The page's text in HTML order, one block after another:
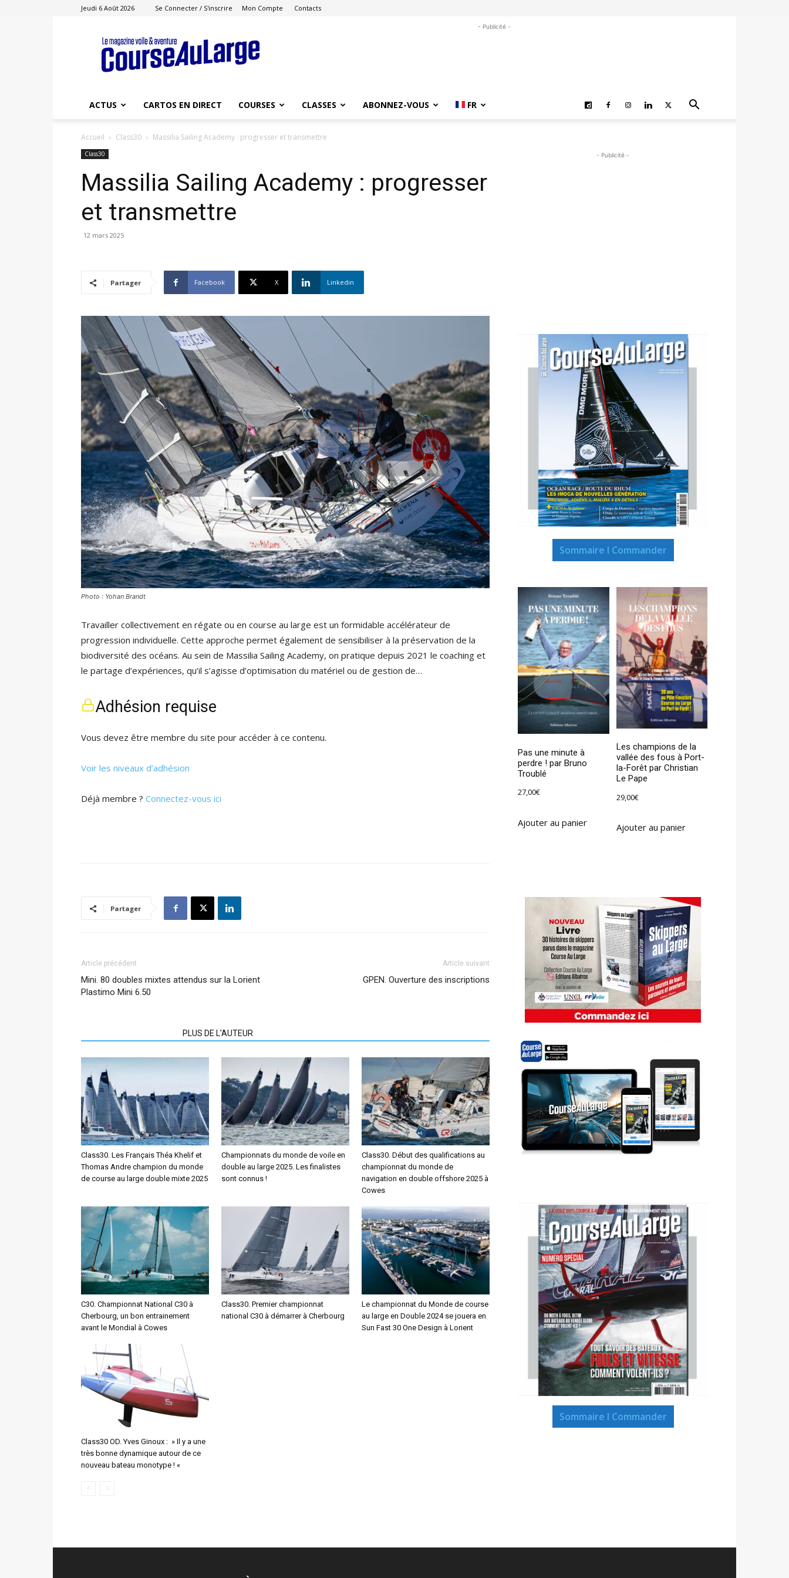
Jeudi 6 Août 2026 Se Connecter / S'inscrire Mon Compte Contacts
Course
au
Large
- Publicité -
ACTUS CARTOS EN DIRECT COURSES CLASSES ABONNEZ-VOUS FR
Accueil Class30 Massilia Sailing Academy : progresser et transmettre
Class30
Massilia Sailing Academy : progresser
et transmettre
12 mars 2025
Partager Facebook X Linkedin
Photo : Yohan Brandt
Travailler collectivement en régate ou en course au large est un formidable accélérateur de
progression individuelle. Cette approche permet également de sensibiliser à la préservation de la
biodiversité des océans. Au sein de Massilia Sailing Academy, on pratique depuis 2021 le coaching et
le partage d’expériences, qu’il s’agisse d’optimisation du matériel ou de gestion de…
Adhésion requise
Vous devez être membre du site pour accéder à ce contenu.
Voir les niveaux d’adhésion
Déjà membre ? Connectez-vous ici
Partager
Article précédent
Mini. 80 doubles mixtes attendus sur la Lorient
Plastimo Mini 6.50
Article suivant
GPEN. Ouverture des inscriptions
PLUS DE L'AUTEUR
Class30. Les Français Théa Khelif et
Thomas Andre champion du monde
de course au large double mixte 2025
Championnats du monde de voile en
double au large 2025. Les finalistes
sont connus !
Class30. Début des qualifications au
championnat du monde de
navigation en double offshore 2025 à
Cowes
C30. Championnat National C30 à
Cherbourg, un bon entrainement
avant le Mondial à Cowes
Class30. Premier championnat
national C30 à démarrer à Cherbourg
Le championnat du Monde de course
au large en Double 2024 se jouera en
Sun Fast 30 One Design à Lorient
Class30 OD. Yves Ginoux : » Il y a une
très bonne dynamique autour de ce
nouveau bateau monotype ! «
- Publicité -
Sommaire I Commander
Pas une minute à
perdre ! par Bruno
Troublé
27,00€
Ajouter au panier
Les champions de la
vallée des fous à Port-
la-Forêt par Christian
Le Pape
29,00€
Ajouter au panier
Sommaire I Commander